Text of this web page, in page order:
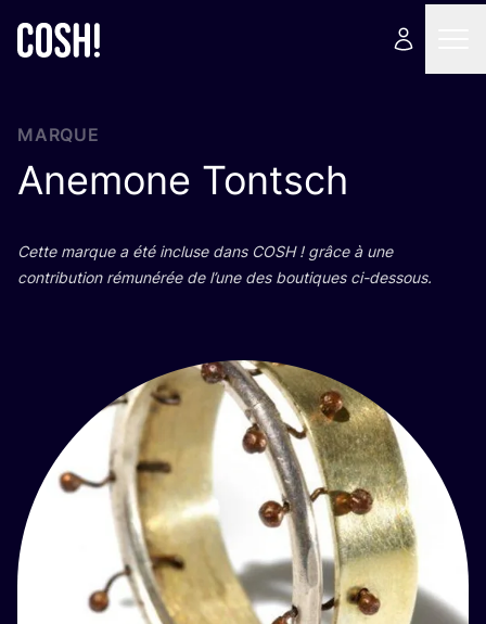
MARQUE
Anemone Tontsch
Cette marque a été incluse dans COSH! grâce à une
contri­bu­tion rému­né­rée de l’une des bou­tiques ci-dessous.